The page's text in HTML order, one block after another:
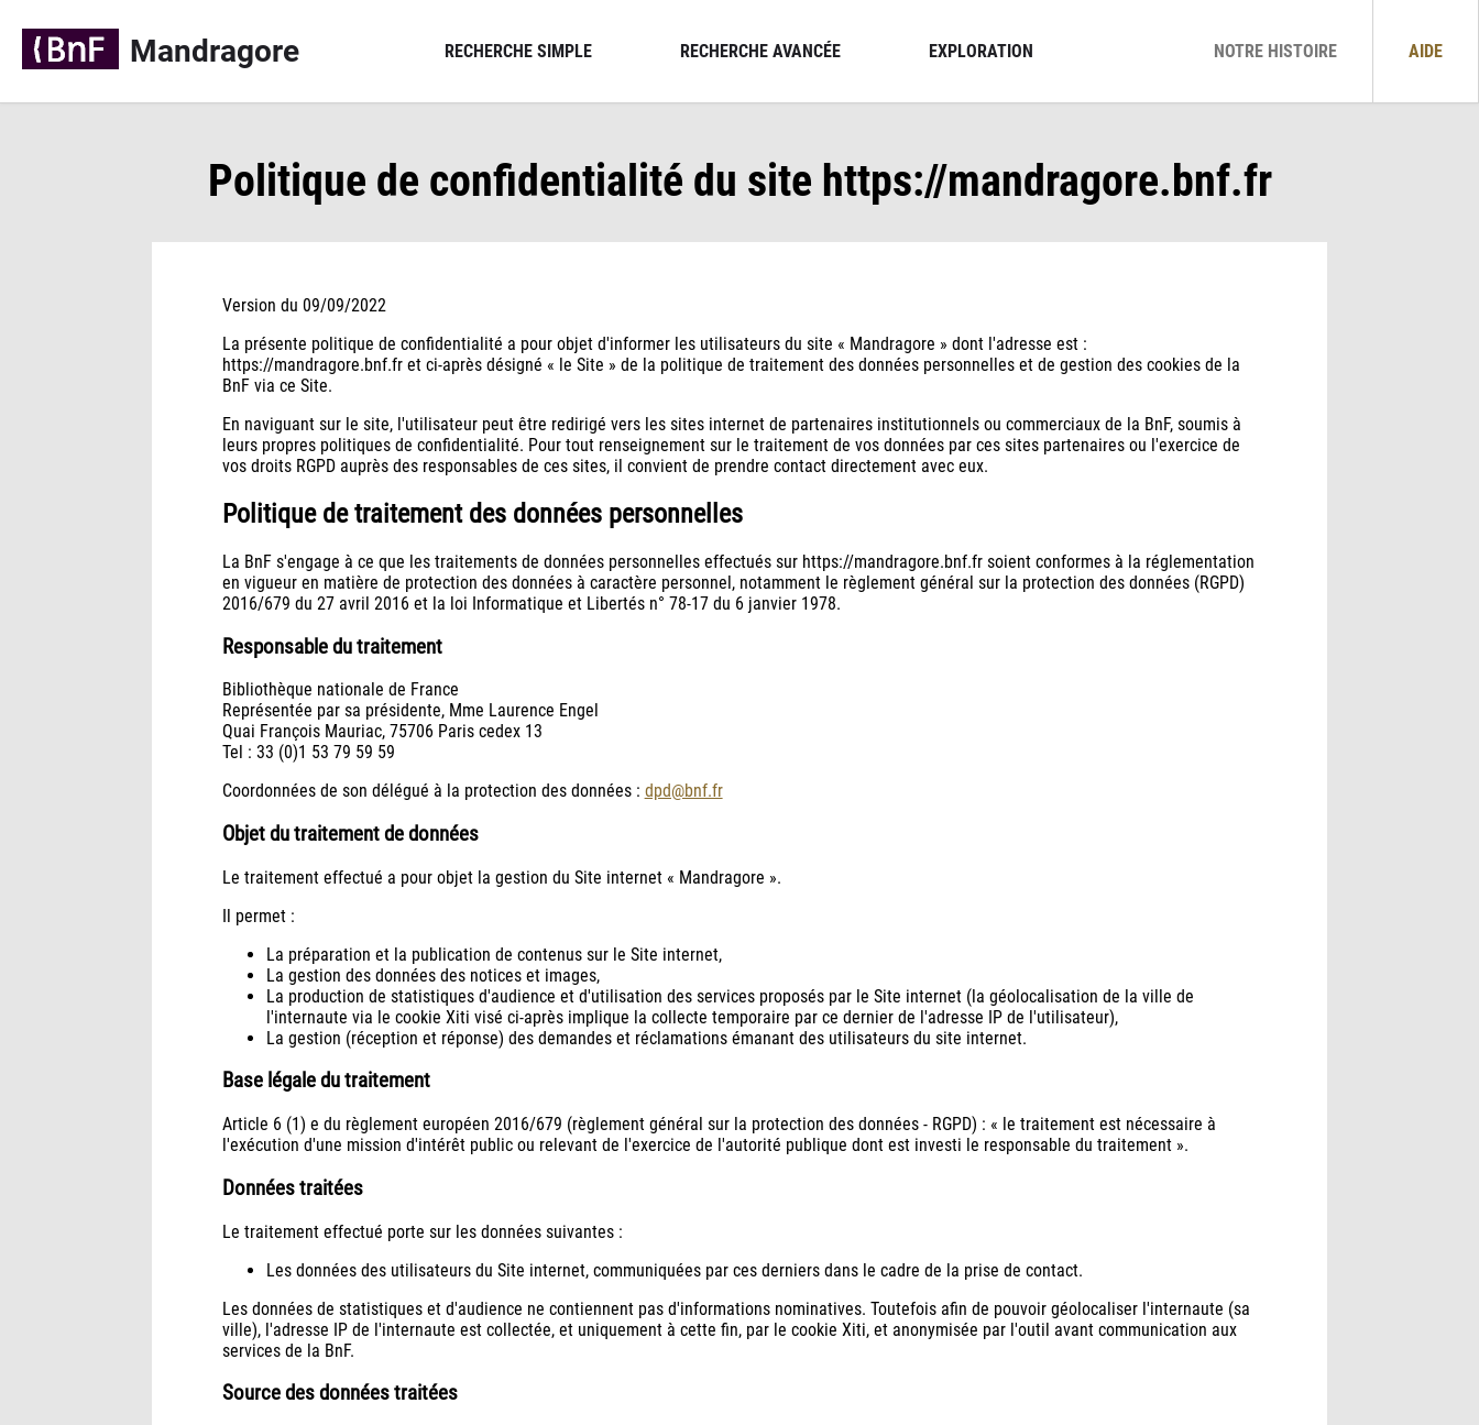
Mandragore RECHERCHE SIMPLE RECHERCHE AVANCÉE EXPLORATION NOTRE HISTOIRE AIDE
Politique de confidentialité du site https://mandragore.bnf.fr
Version du 09/09/2022
La présente politique de confidentialité a pour objet d'informer les utilisateurs du site « Mandragore » dont l'adresse est :
https://mandragore.bnf.fr et ci-après désigné « le Site » de la politique de traitement des données personnelles et de gestion des cookies de la
BnF via ce Site.
En naviguant sur le site, l'utilisateur peut être redirigé vers les sites internet de partenaires institutionnels ou commerciaux de la BnF, soumis à
leurs propres politiques de confidentialité. Pour tout renseignement sur le traitement de vos données par ces sites partenaires ou l'exercice de
vos droits RGPD auprès des responsables de ces sites, il convient de prendre contact directement avec eux.
Politique de traitement des données personnelles
La BnF s'engage à ce que les traitements de données personnelles effectués sur https://mandragore.bnf.fr soient conformes à la réglementation
en vigueur en matière de protection des données à caractère personnel, notamment le règlement général sur la protection des données (RGPD)
2016/679 du 27 avril 2016 et la loi Informatique et Libertés n° 78-17 du 6 janvier 1978.
Responsable du traitement
Bibliothèque nationale de France
Représentée par sa présidente, Mme Laurence Engel
Quai François Mauriac, 75706 Paris cedex 13
Tel : 33 (0)1 53 79 59 59
Coordonnées de son délégué à la protection des données : dpd@bnf.fr
Objet du traitement de données
Le traitement effectué a pour objet la gestion du Site internet « Mandragore ».
Il permet :
La préparation et la publication de contenus sur le Site internet,
La gestion des données des notices et images,
La production de statistiques d'audience et d'utilisation des services proposés par le Site internet (la géolocalisation de la ville de
l'internaute via le cookie Xiti visé ci-après implique la collecte temporaire par ce dernier de l'adresse IP de l'utilisateur),
La gestion (réception et réponse) des demandes et réclamations émanant des utilisateurs du site internet.
Base légale du traitement
Article 6 (1) e du règlement européen 2016/679 (règlement général sur la protection des données - RGPD) : « le traitement est nécessaire à
l'exécution d'une mission d'intérêt public ou relevant de l'exercice de l'autorité publique dont est investi le responsable du traitement ».
Données traitées
Le traitement effectué porte sur les données suivantes :
Les données des utilisateurs du Site internet, communiquées par ces derniers dans le cadre de la prise de contact.
Les données de statistiques et d'audience ne contiennent pas d'informations nominatives. Toutefois afin de pouvoir géolocaliser l'internaute (sa
ville), l'adresse IP de l'internaute est collectée, et uniquement à cette fin, par le cookie Xiti, et anonymisée par l'outil avant communication aux
services de la BnF.
Source des données traitées